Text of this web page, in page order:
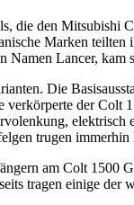
die den Mitsubishi
Marken
Namen Lancer,
Die
der Colt
trugen immerhin
am Colt 1500
tragen einige der